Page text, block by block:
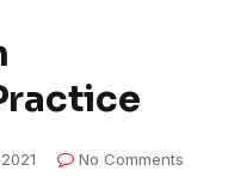
No Comments